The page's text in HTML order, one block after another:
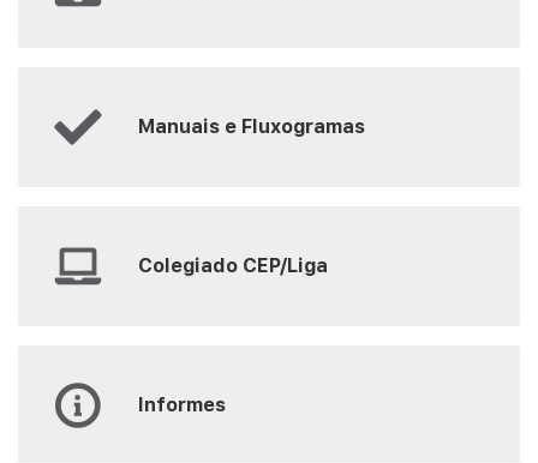
Manuais e Fluxogramas
Colegiado CEP/Liga
Informes